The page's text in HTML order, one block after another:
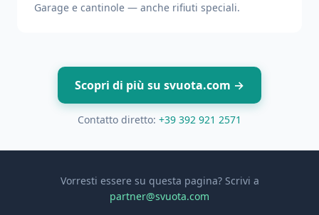
Garage e cantinole — anche rifiuti speciali.
Scopri di più su svuota.com →
Contatto diretto: +39 392 921 2571
Vorresti essere su questa pagina? Scrivi a
partner@svuota.com